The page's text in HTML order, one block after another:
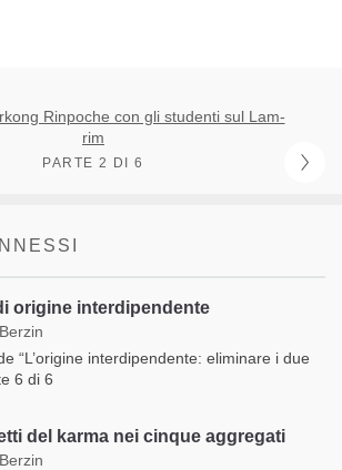
Rinpoche con gli studenti sul Lam-
rim
PARTE 2 DI 6
origine interdipendente
“L’origine interdipendente: eliminare i due
6 di 6
del karma nei cinque aggregati